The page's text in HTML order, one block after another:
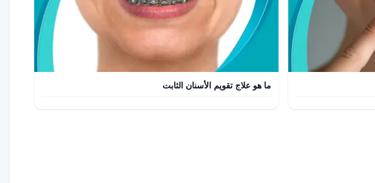
ما هو علاج تقويم الأسنان الثابت